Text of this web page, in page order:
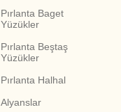
Pırlanta Baget
Yüzükler
Pırlanta Beştaş
Yüzükler
Pırlanta Halhal
Alyanslar